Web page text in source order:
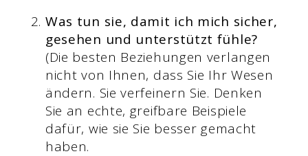
Was tun sie, damit ich mich sicher,
gesehen und unterstützt fühle?
(Die besten Beziehungen verlangen
nicht von Ihnen, dass Sie Ihr Wesen
ändern. Sie verfeinern Sie. Denken
Sie an echte, greifbare Beispiele
dafür, wie sie Sie besser gemacht
haben.